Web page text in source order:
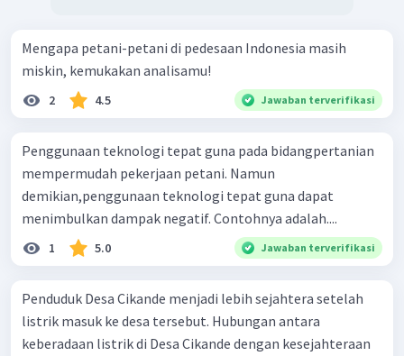
Mengapa petani-petani di pedesaan Indonesia masih
miskin, kemukakan analisamu!
2 4.5 Jawaban terverifikasi
Penggunaan teknologi tepat guna pada bidangpertanian
mempermudah pekerjaan petani. Namun
demikian,penggunaan teknologi tepat guna dapat
menimbulkan dampak negatif. Contohnya adalah....
1 5.0 Jawaban terverifikasi
Penduduk Desa Cikande menjadi lebih sejahtera setelah
listrik masuk ke desa tersebut. Hubungan antara
keberadaan listrik di Desa Cikande dengan kesejahteraan